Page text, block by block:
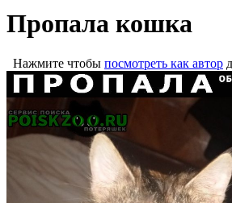
Пропала кошка
Нажмите чтобы посмотреть как автор